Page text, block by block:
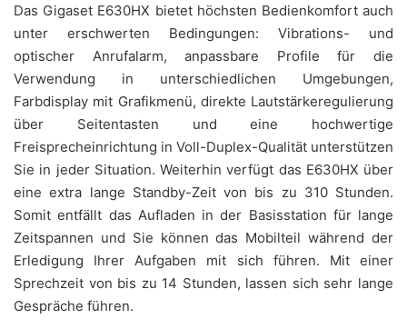
Das Gigaset E630HX bietet höchsten Bedienkomfort auch
unter erschwerten Bedingungen: Vibrations- und
optischer Anrufalarm, anpassbare Profile für die
Verwendung in unterschiedlichen Umgebungen,
Farbdisplay mit Grafikmenü, direkte Lautstärkeregulierung
über Seitentasten und eine hochwertige
Freisprecheinrichtung in Voll-Duplex-Qualität unterstützen
Sie in jeder Situation. Weiterhin verfügt das E630HX über
eine extra lange Standby-Zeit von bis zu 310 Stunden.
Somit entfällt das Aufladen in der Basisstation für lange
Zeitspannen und Sie können das Mobilteil während der
Erledigung Ihrer Aufgaben mit sich führen. Mit einer
Sprechzeit von bis zu 14 Stunden, lassen sich sehr lange
Gespräche führen.